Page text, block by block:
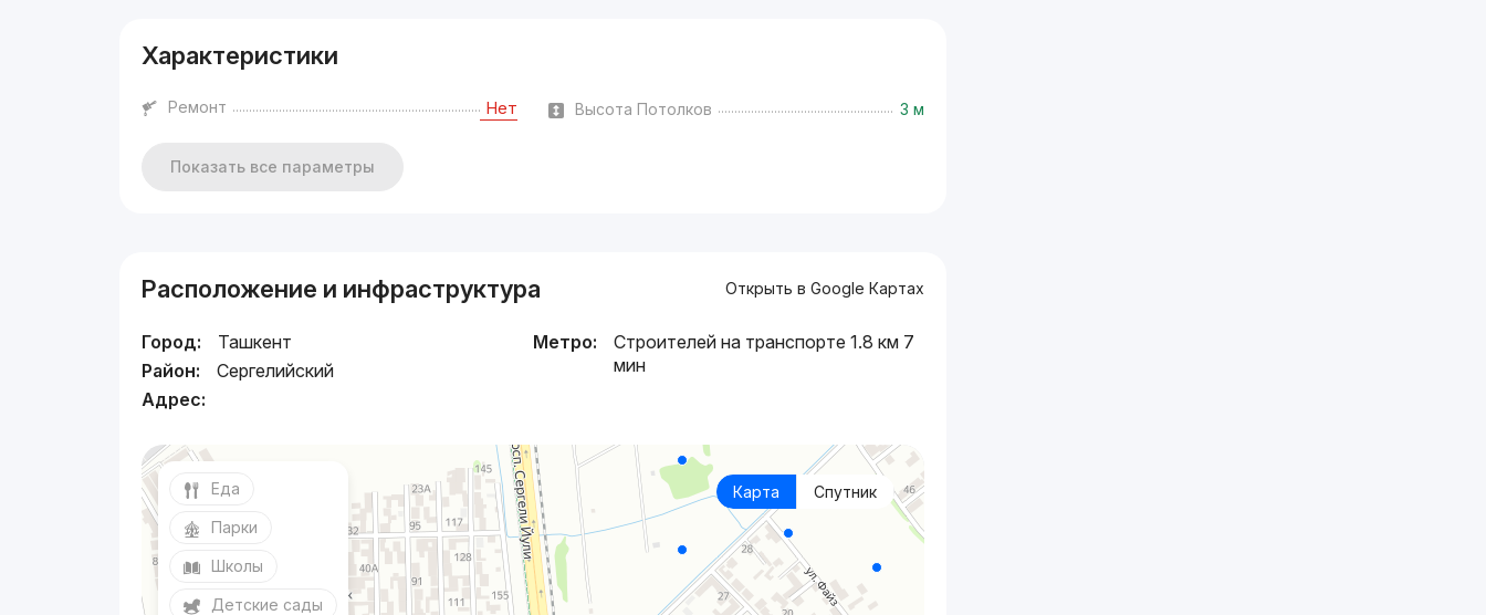
Характеристики
Ремонт Нет Высота Потолков 3 м
Показать все параметры
Расположение и инфраструктура Открыть в Google Картах
Город:
Ташкент
Район:
Сергелийский
Адрес:
Метро:
Строителей на транспорте 1.8 км 7
мин
Карта Спутник
Еда
Парки
Школы
Детские сады